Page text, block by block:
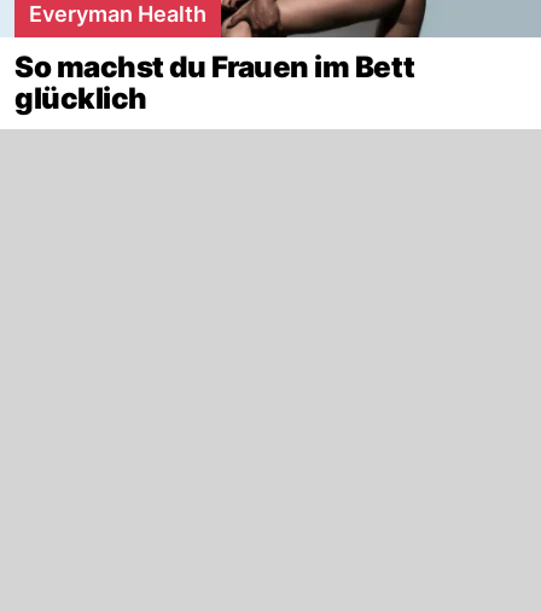
Everyman Health
So machst du Frauen im Bett
glücklich